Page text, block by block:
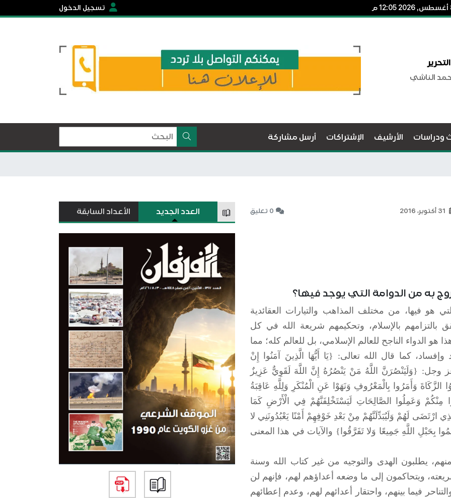
تسجيل الدخول
الناشي
ودراسات الأرشيف الإشتراكات أرسل مشاركة
0 تعليق
به من الدوامة التي يوجد فيها؟
هو فيها، من مختلف المذاهب والتيارات العقائدية
بالتزامهم بالإسلام، وتحكيمهم شريعة الله في كل
الدواء الناجح للعالم الإسلامي، بل للعالم كله؛ مما
كما قال الله تعالى: {يَا أَيُّهَا الَّذِينَ آمَنُوا إِنْ
وجل: {وَلَيَنْصُرَنَّ اللَّهُ مَنْ يَنْصُرُهُ إِنَّ اللَّهَ لَقَوِيٌّ عَزِيزٌ
الزَّكَاةَ وَأَمَرُوا بِالْمَعْرُوفِ وَنَهَوْا عَنِ الْمُنْكَرِ وَلِلَّهِ عَاقِبَةُ
مِنْكُمْ وَعَمِلُوا الصَّالِحَاتِ لَيَسْتَخْلِفَنَّهُمْ فِي الْأَرْضِ كَمَا
ارْتَضَى لَهُمْ وَلَيُبَدِّلَنَّهُمْ مِنْ بَعْدِ خَوْفِهِمْ أَمْنًا يَعْبُدُونَنِي لا
بِحَبْلِ اللَّهِ جَمِيعًا وَلا تَفَرَّقُوا} والآيات في هذا المعنى
يطلبون الهدى والتوجيه من غير كتاب الله وسنة
ويتحاكمون إلى ما وضعه أعداؤهم لهم، فإنهم لن
فيما بينهم، واحتقار أعدائهم لهم، وعدم إعطائهم
العدد الجديد الأعداد السابقة